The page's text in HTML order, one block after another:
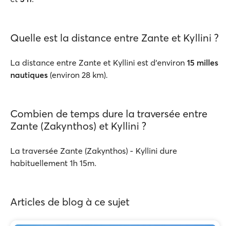
Quelle est la distance entre Zante et Kyllini ?
La distance entre Zante et Kyllini est d'environ 15 milles
nautiques (environ 28 km).
Combien de temps dure la traversée entre
Zante (Zakynthos) et Kyllini ?
La traversée Zante (Zakynthos) - Kyllini dure
habituellement 1h 15m.
Articles de blog à ce sujet